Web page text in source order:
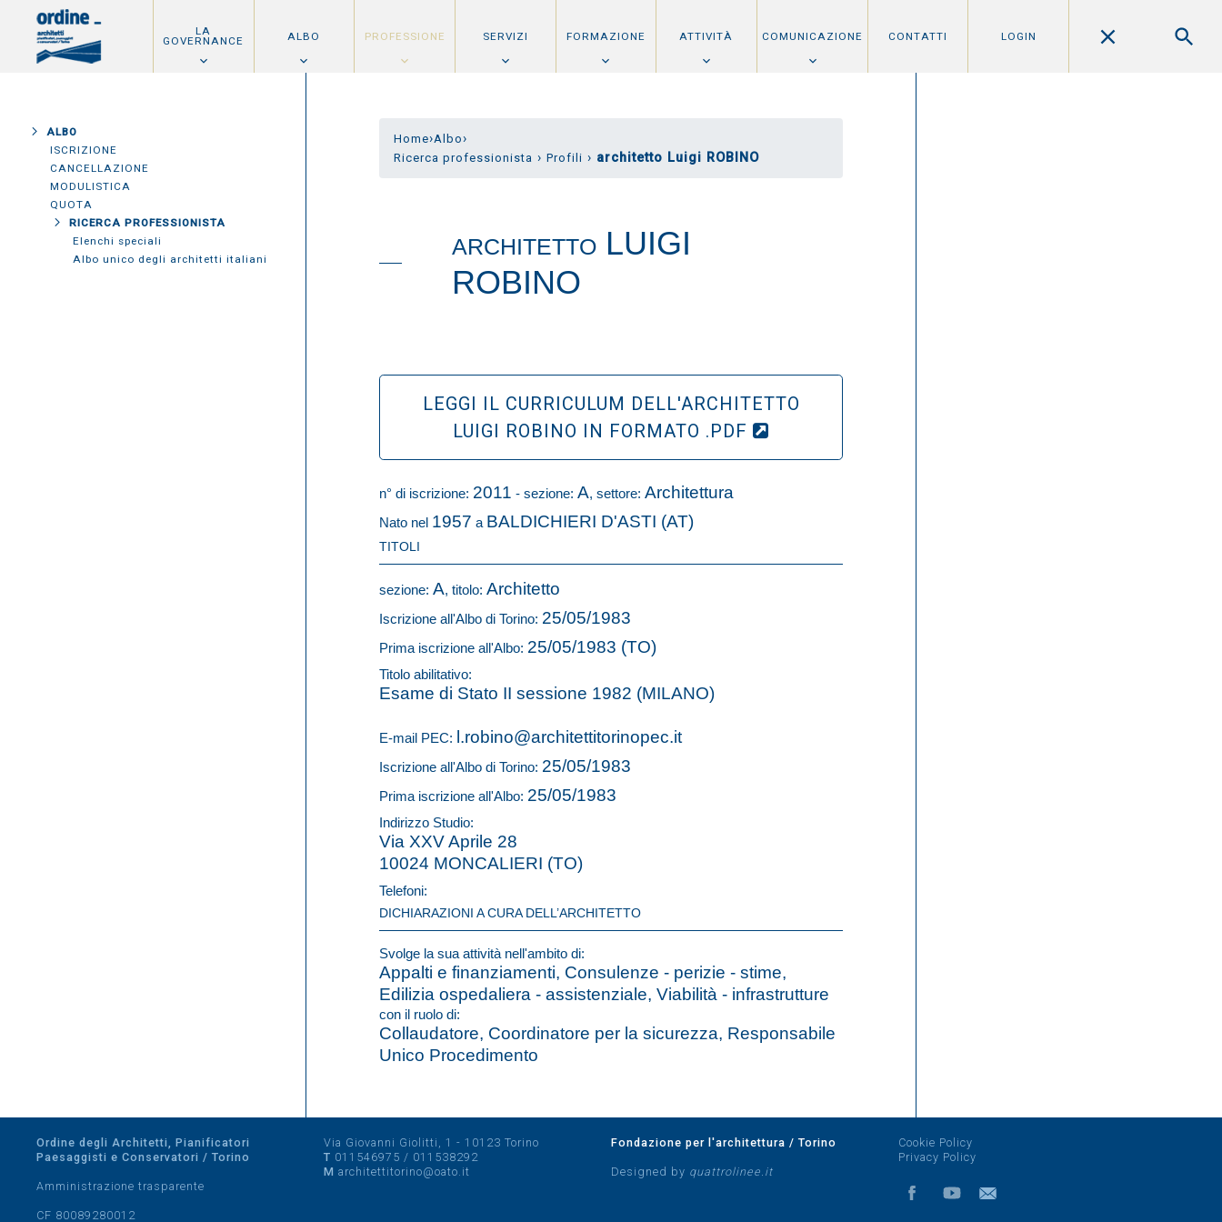
LA
GOVERNANCE ALBO PROFESSIONE SERVIZI FORMAZIONE ATTIVITÀ COMUNICAZIONE CONTATTI LOGIN
ALBO
ISCRIZIONE
CANCELLAZIONE
MODULISTICA
QUOTA
RICERCA PROFESSIONISTA
Elenchi speciali
Albo unico degli architetti italiani
Home›Albo›
Ricerca professionista › Profili › architetto Luigi ROBINO
ARCHITETTO LUIGI
ROBINO
LEGGI IL CURRICULUM DELL'ARCHITETTO
LUIGI ROBINO IN FORMATO .PDF
n° di iscrizione: 2011 - sezione: A, settore: Architettura
Nato nel 1957 a BALDICHIERI D'ASTI (AT)
TITOLI
sezione: A, titolo: Architetto
Iscrizione all'Albo di Torino: 25/05/1983
Prima iscrizione all'Albo: 25/05/1983 (TO)
Titolo abilitativo:
Esame di Stato II sessione 1982 (MILANO)
E-mail PEC: l.robino@architettitorinopec.it
Iscrizione all'Albo di Torino: 25/05/1983
Prima iscrizione all'Albo: 25/05/1983
Indirizzo Studio:
Via XXV Aprile 28
10024 MONCALIERI (TO)
Telefoni:
DICHIARAZIONI A CURA DELL’ARCHITETTO
Svolge la sua attività nell'ambito di:
Appalti e finanziamenti, Consulenze - perizie - stime,
Edilizia ospedaliera - assistenziale, Viabilità - infrastrutture
con il ruolo di:
Collaudatore, Coordinatore per la sicurezza, Responsabile
Unico Procedimento
Ordine degli Architetti, Pianificatori
Paesaggisti e Conservatori / Torino
Amministrazione trasparente
CF 80089280012
Via Giovanni Giolitti, 1 - 10123 Torino
T 011546975 / 011538292
M architettitorino@oato.it
Fondazione per l'architettura / Torino
Designed by quattrolinee.it
Cookie Policy
Privacy Policy